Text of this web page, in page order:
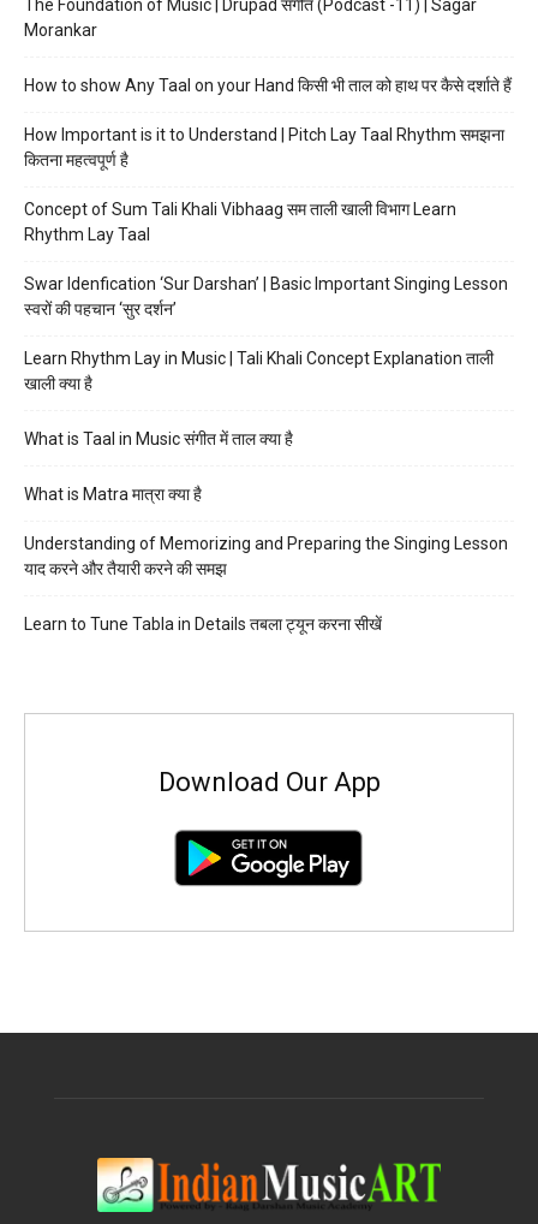
The Foundation of Music | Drupad संगीत (Podcast -11) | Sagar
Morankar
How to show Any Taal on your Hand किसी भी ताल को हाथ पर कैसे दर्शाते हैं
How Important is it to Understand | Pitch Lay Taal Rhythm समझना
कितना महत्वपूर्ण है
Concept of Sum Tali Khali Vibhaag सम ताली खाली विभाग Learn
Rhythm Lay Taal
Swar Idenfication ‘Sur Darshan’ | Basic Important Singing Lesson
स्वरों की पहचान ‘सुर दर्शन’
Learn Rhythm Lay in Music | Tali Khali Concept Explanation ताली
खाली क्या है
What is Taal in Music संगीत में ताल क्या है
What is Matra मात्रा क्या है
Understanding of Memorizing and Preparing the Singing Lesson
याद करने और तैयारी करने की समझ
Learn to Tune Tabla in Details तबला ट्यून करना सीखें
Download Our App